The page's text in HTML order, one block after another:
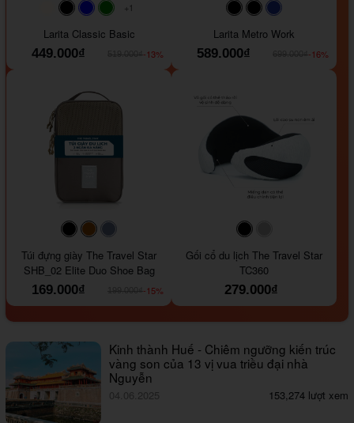
#faf0e6
#000000#0000FF#008000
+1
Larita Classic Basic
449.000₫
-13%
#000000#000000
Larita Metro Work
589.000₫
-16%
#000000#964B00
Túi đựng giày The Travel Star
SHB_02 Elite Duo Shoe Bag
169.000₫
-15%
#000000
Gối cổ du lịch The Travel Star
TC360
279.000₫
Kinh thành Huế - Chiêm ngưỡng kiến trúc
vàng son của 13 vị vua triều đại nhà
Nguyễn
04.06.2025 153,274 lượt xem